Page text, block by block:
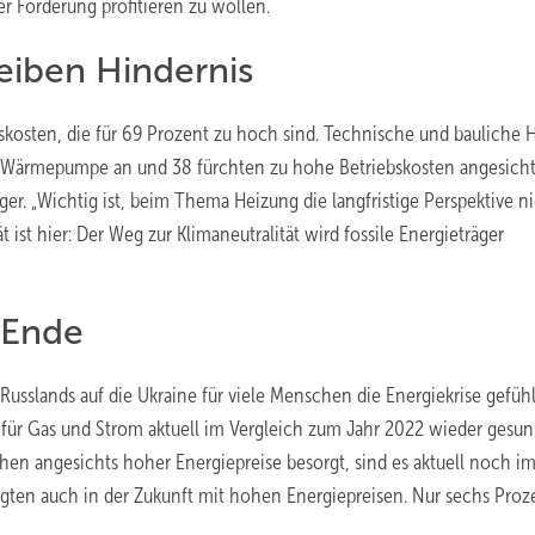
Förderung profitieren zu wollen.
Hindernis
die für 69 Prozent zu hoch sind. Technische und bauliche
an und 38 fürchten zu hohe Betriebskosten
„Wichtig ist, beim Thema Heizung die langfristige Perspektive
ist hier: Der Weg zur Klimaneutralität wird fossile Energieträger
auf die Ukraine für viele Menschen die Energiekrise
Gas und Strom aktuell im Vergleich zum Jahr 2022 wieder
angesichts hoher Energiepreise besorgt, sind es aktuell noch
auch in der Zukunft mit hohen Energiepreisen. Nur sechs